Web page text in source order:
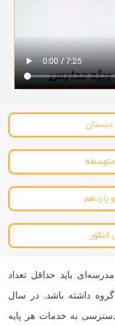
یازدهم
کنکور
باید حداقل تعداد
گروه داشته باشد. در سال
برای دسترسی به خدمات هر پایه